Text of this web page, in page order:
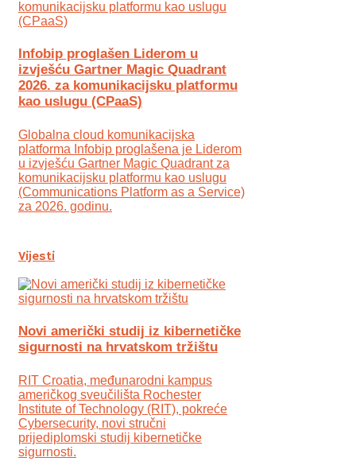
Infobip proglašen Liderom u
izvješću Gartner Magic Quadrant
2026. za komunikacijsku platformu
kao uslugu (CPaaS)
Globalna cloud komunikacijska
platforma Infobip proglašena je Liderom
u izvješću Gartner Magic Quadrant za
komunikacijsku platformu kao uslugu
(Communications Platform as a Service)
za 2026. godinu.
Vijesti
Novi američki studij iz kibernetičke
sigurnosti na hrvatskom tržištu
RIT Croatia, međunarodni kampus
američkog sveučilišta Rochester
Institute of Technology (RIT), pokreće
Cybersecurity, novi stručni
prijediplomski studij kibernetičke
sigurnosti.